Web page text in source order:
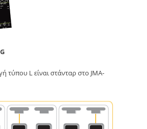
τύπου L είναι στάνταρ στο JMA-